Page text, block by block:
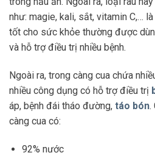
như: magie, kali, sắt, vitamin C,…
tốt cho sức khỏe thường được
và hỗ trợ điều trị nhiều bệnh.
Ngoài ra, trong càng cua chứa
nhiều công dụng có hỗ trợ điều trị
áp, bệnh đái tháo đường, táo bón.
càng cua có:
92% nước